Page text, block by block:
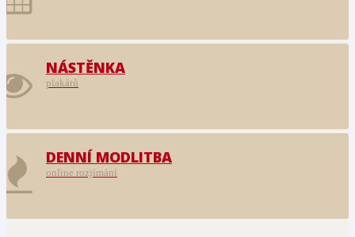
NÁSTĚNKA
plakátů
DENNÍ MODLITBA
online rozjímání